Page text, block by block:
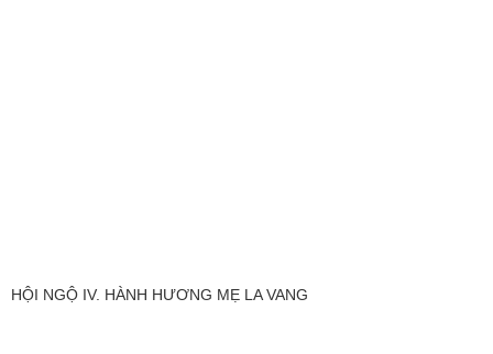
HỘI NGỘ IV. HÀNH HƯƠNG MẸ LA VANG